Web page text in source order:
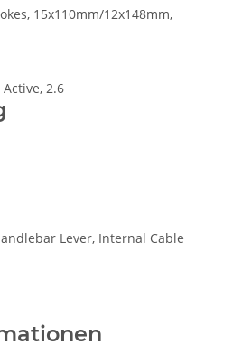
15x110mm/12x148mm,
2.6
Lever, Internal Cable